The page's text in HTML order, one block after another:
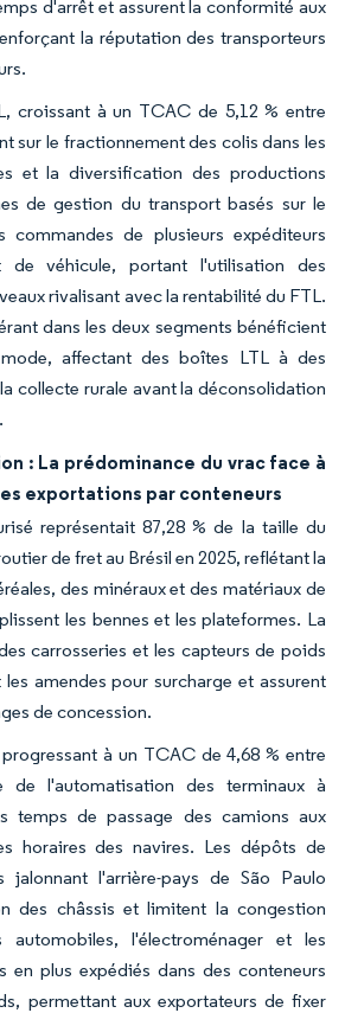
d'arrêt et assurent la conformité aux
la réputation des transporteurs
croissant à un TCAC de 5,12 % entre
sur le fractionnement des colis dans les
et la diversification des productions
de gestion du transport basés sur le
commandes de plusieurs expéditeurs
véhicule, portant l'utilisation des
rivalisant avec la rentabilité du FTL.
dans les deux segments bénéficient
affectant des boîtes LTL à des
collecte rurale avant la déconsolidation
: La prédominance du vrac face à
exportations par conteneurs
représentait 87,28 % de la taille du
de fret au Brésil en 2025, reflétant la
des minéraux et des matériaux de
les bennes et les plateformes. La
carrosseries et les capteurs de poids
amendes pour surcharge et assurent
de concession.
à un TCAC de 4,68 % entre
de l'automatisation des terminaux à
temps de passage des camions aux
horaires des navires. Les dépôts de
jalonnant l'arrière-pays de São Paulo
des châssis et limitent la congestion
automobiles, l'électroménager et les
en plus expédiés dans des conteneurs
permettant aux exportateurs de fixer